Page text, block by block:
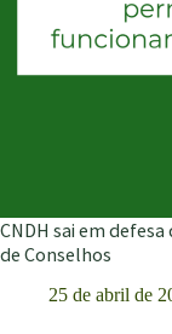
CNDH sai em
de Conselhos
25 de abril de